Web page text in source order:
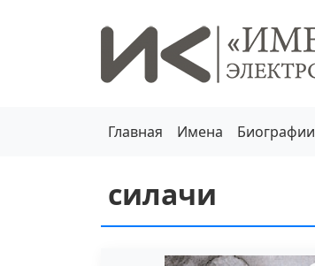
Главная Имена Биографии
силачи